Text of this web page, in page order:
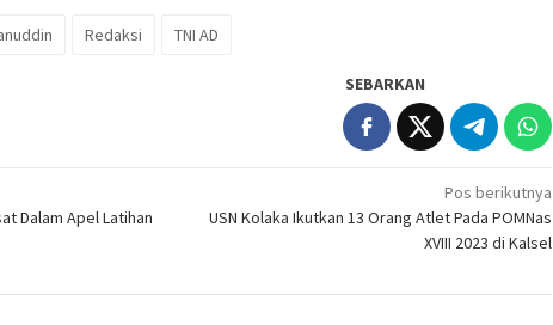
Redaksi TNI AD
SEBARKAN
Dalam Apel Latihan
Pos berikutnya
USN Kolaka Ikutkan 13 Orang Atlet Pada POMNas
XVIII 2023 di Kalsel